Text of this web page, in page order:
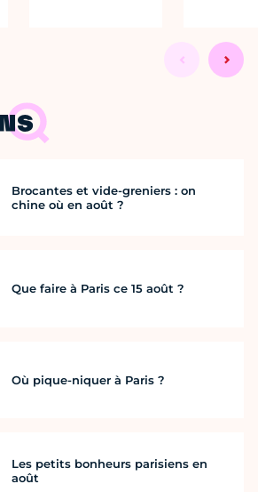
Brocantes et vide-greniers : on
chine où en août ?
Que faire à Paris ce 15 août ?
Où pique-niquer à Paris ?
Les petits bonheurs parisiens en
août